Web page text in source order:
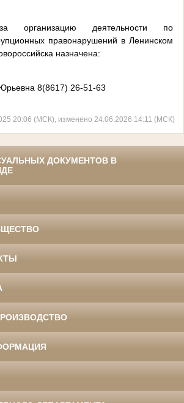
организацию деятельности по
правонарушений в Ленинском
назначена:
8(8617) 26-51-63
20:06 (МСК), изменено 24.06.2026 14:11 (МСК)
ДОКУМЕНТОВ В